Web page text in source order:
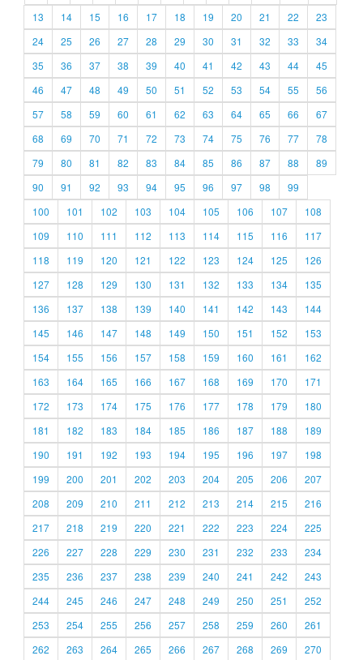
13
14 15 16 17 18 19 20 21 22
23
24
25 26 27 28 29 30 31 32 33
34
35
36 37 38 39 40 41 42 43 44
45
46
47 48 49 50 51 52 53 54 55
56
57
58 59 60 61 62 63 64 65 66
67
68
69 70 71 72 73 74 75 76 77
78
79
80 81 82 83 84 85 86 87 88
89
90
91 92 93 94 95 96 97 98
99
100
101 102 103 104 105 106 107
108
109
110 111 112 113 114 115 116
117
118
119 120 121 122 123 124 125
126
127
128 129 130 131 132 133 134
135
136
137 138 139 140 141 142 143
144
145
146 147 148 149 150 151 152
153
154
155 156 157 158 159 160 161
162
163
164 165 166 167 168 169 170
171
172
173 174 175 176 177 178 179
180
181
182 183 184 185 186 187 188
189
190
191 192 193 194 195 196 197
198
199
200 201 202 203 204 205 206
207
208
209 210 211 212 213 214 215
216
217
218 219 220 221 222 223 224
225
226
227 228 229 230 231 232 233
234
235
236 237 238 239 240 241 242
243
244
245 246 247 248 249 250 251
252
253
254 255 256 257 258 259 260
261
262
263 264 265 266 267 268 269 270